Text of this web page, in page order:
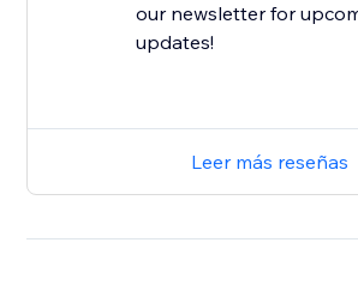
our newsletter for
updates!
Leer más reseñas